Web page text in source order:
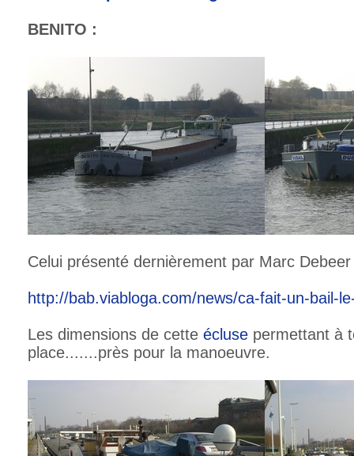
BENITO :
Celui présenté dernièrement par Marc
http://bab.viabloga.com/news/ca-fait-un-bail-
Les dimensions de cette écluse permettant à
place.......près pour la manoeuvre.